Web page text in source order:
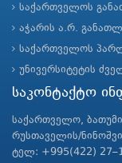
საქართველოს
აჭარის ა.რ.
საქართველოს
უნივერსიტეტის
საკონტაქტო
საქართველო,
რუსთაველის/
ტელ: +995(422)